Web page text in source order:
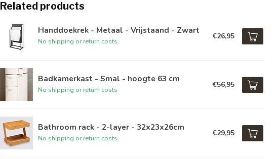
Related products
Handdoekrek - Metaal - Vrijstaand - Zwart
No shipping or return costs
€26,95
Badkamerkast - Smal - hoogte 63 cm
No shipping or return costs
€56,95
Bathroom rack - 2-layer - 32x23x26cm
No shipping or return costs
€29,95